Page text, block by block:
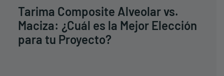
/>
Tarima Composite Alveolar vs.
Maciza: ¿Cuál es la Mejor Elección
para tu Proyecto?